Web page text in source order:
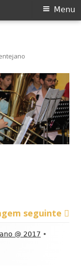
Menu
seguinte
@ 2017 •